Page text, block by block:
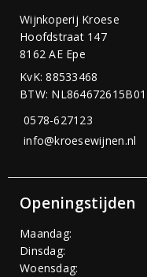
Wijnkoperij Kroese
Hoofdstraat 147
8162 AE Epe
KvK: 88533468
BTW: NL864672615B01
0578-627123
info@kroesewijnen.nl
Openingstijden
Maandag:
Dinsdag:
Woensdag: